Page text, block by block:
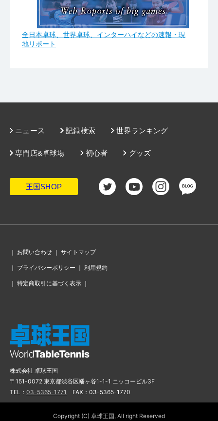
全日本卓球、世界卓球、インターハイなどの速報・現
地リポート
ニュース 記録検索 世界ランキング
グッズ
専門店&卓球場 初心者
王国SHOP
｜ お問い合わせ ｜ サイトマップ
｜ プライバシーポリシー ｜ 利用規約
｜ 特定商取引に基づく表示 ｜
株式会社 卓球王国
〒151-0072 東京都渋谷区幡ヶ谷1-1-1 ニッコービル3F
TEL： 03-5365-1771 FAX：03-5365-1770
Copyright (C) 卓球王国, All right Reserved